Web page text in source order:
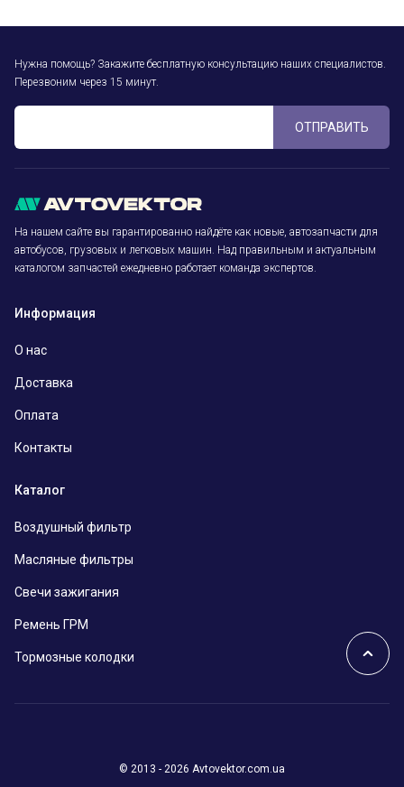
Нужна помощь? Закажите бесплатную консультацию наших специалистов.
Перезвоним через 15 минут.
ОТПРАВИТЬ
На нашем сайте вы гарантированно найдёте как новые, автозапчасти для
автобусов, грузовых и легковых машин. Над правильным и актуальным
каталогом запчастей ежедневно работает команда экспертов.
Информация
О нас
Доставка
Оплата
Контакты
Каталог
Воздушный фильтр
Масляные фильтры
Свечи зажигания
Ремень ГРМ
Тормозные колодки
© 2013 - 2026 Avtovektor.com.ua